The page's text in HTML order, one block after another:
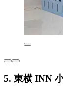
5. 東横 INN